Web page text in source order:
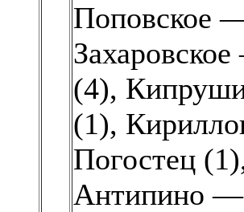
Поповское
(4),
(1),
Погостец (1)
Антипино